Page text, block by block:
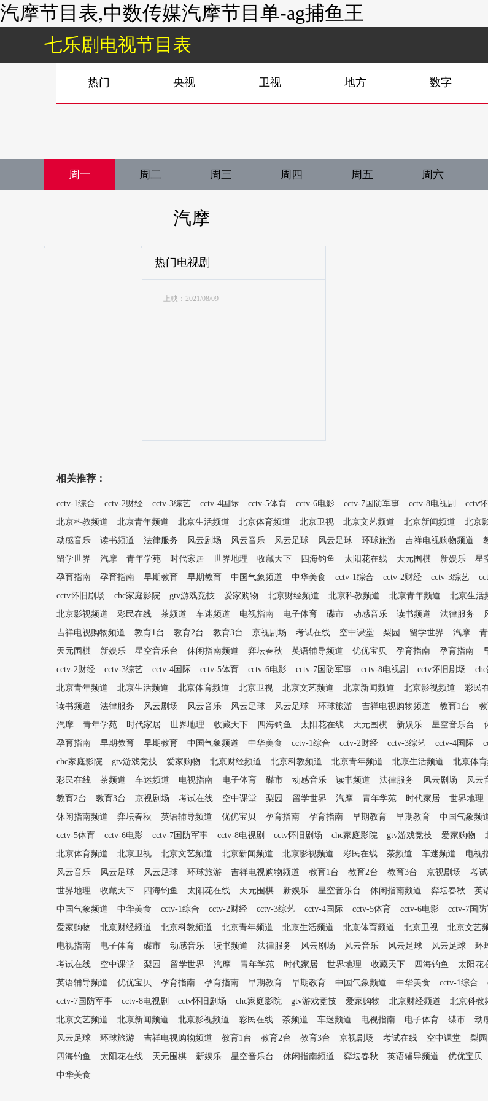
汽摩节目表,中数传媒汽摩节目单-ag捕鱼王
七乐剧电视节目表
热门 央视 卫视 地方 数字
周一 周二 周三 周四 周五 周六
汽摩
热门电视剧
上映：2021/08/09
相关推荐：
cctv-1综合 cctv-2财经 cctv-3综艺 cctv-4国际 cctv-5体育 cctv-6电影 cctv-7国防军事 cctv-8电视剧 cctv
北京科教频道
北京青年频道 北京生活频道 北京体育频道 北京卫视 北京文艺频道 北京新闻频道 北京
动感音乐
读书频道 法律服务 风云剧场 风云音乐 风云足球 风云足球 环球旅游 吉祥电视购物频道
留学世界
汽摩 青年学苑 时代家居 世界地理 收藏天下 四海钓鱼 太阳花在线 天元围棋 新娱乐 星
孕育指南
孕育指南 早期教育 早期教育 中国气象频道 中华美食 cctv-1综合 cctv-2财经 cctv-3综艺
cctv怀旧剧场
chc家庭影院 gtv游戏竞技 爱家购物 北京财经频道 北京科教频道 北京青年频道 北京生活
北京影视频道
彩民在线 茶频道 车迷频道 电视指南 电子体育 碟市 动感音乐 读书频道 法律服务
吉祥电视购物频道
教育1台 教育2台 教育3台 京视剧场 考试在线 空中课堂 梨园 留学世界 汽摩
天元围棋
新娱乐 星空音乐台 休闲指南频道 弈坛春秋 英语辅导频道 优优宝贝 孕育指南 孕育指南
cctv-2财经
cctv-3综艺 cctv-4国际 cctv-5体育 cctv-6电影 cctv-7国防军事 cctv-8电视剧 cctv怀旧剧场
北京青年频道
北京生活频道 北京体育频道 北京卫视 北京文艺频道 北京新闻频道 北京影视频道 彩民
读书频道
法律服务 风云剧场 风云音乐 风云足球 风云足球 环球旅游 吉祥电视购物频道 教育1台
汽摩
青年学苑 时代家居 世界地理 收藏天下 四海钓鱼 太阳花在线 天元围棋 新娱乐 星空音乐台
孕育指南
早期教育 早期教育 中国气象频道 中华美食 cctv-1综合 cctv-2财经 cctv-3综艺 cctv-4国际
chc家庭影院
gtv游戏竞技 爱家购物 北京财经频道 北京科教频道 北京青年频道 北京生活频道 北京体
彩民在线
茶频道 车迷频道 电视指南 电子体育 碟市 动感音乐 读书频道 法律服务 风云剧场 风云
教育2台
教育3台 京视剧场 考试在线 空中课堂 梨园 留学世界 汽摩 青年学苑 时代家居 世界地理
休闲指南频道
弈坛春秋 英语辅导频道 优优宝贝 孕育指南 孕育指南 早期教育 早期教育 中国气象频
cctv-5体育
cctv-6电影 cctv-7国防军事 cctv-8电视剧 cctv怀旧剧场 chc家庭影院 gtv游戏竞技 爱家购物
北京体育频道
北京卫视 北京文艺频道 北京新闻频道 北京影视频道 彩民在线 茶频道 车迷频道 电视
风云音乐
风云足球 风云足球 环球旅游 吉祥电视购物频道 教育1台 教育2台 教育3台 京视剧场 考
世界地理
收藏天下 四海钓鱼 太阳花在线 天元围棋 新娱乐 星空音乐台 休闲指南频道 弈坛春秋 英
中国气象频道
中华美食 cctv-1综合 cctv-2财经 cctv-3综艺 cctv-4国际 cctv-5体育 cctv-6电影 cctv-7国
爱家购物
北京财经频道 北京科教频道 北京青年频道 北京生活频道 北京体育频道 北京卫视 北京文艺
电视指南
电子体育 碟市 动感音乐 读书频道 法律服务 风云剧场 风云音乐 风云足球 风云足球 环
考试在线
空中课堂 梨园 留学世界 汽摩 青年学苑 时代家居 世界地理 收藏天下 四海钓鱼 太阳花
英语辅导频道
优优宝贝 孕育指南 孕育指南 早期教育 早期教育 中国气象频道 中华美食 cctv-1综合
cctv-7国防军事
cctv-8电视剧 cctv怀旧剧场 chc家庭影院 gtv游戏竞技 爱家购物 北京财经频道 北京科教
北京文艺频道
北京新闻频道 北京影视频道 彩民在线 茶频道 车迷频道 电视指南 电子体育 碟市 动
风云足球
环球旅游 吉祥电视购物频道 教育1台 教育2台 教育3台 京视剧场 考试在线 空中课堂 梨园
四海钓鱼
太阳花在线 天元围棋 新娱乐 星空音乐台 休闲指南频道 弈坛春秋 英语辅导频道 优优宝贝
中华美食